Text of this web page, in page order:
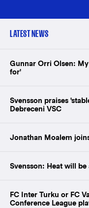
LATEST NEWS
Gunnar Orri Olsen:
for'
Svensson praises
Debreceni VSC
Jonathan Moalem
Svensson: Heat will
FC Inter Turku or FC
Conference League